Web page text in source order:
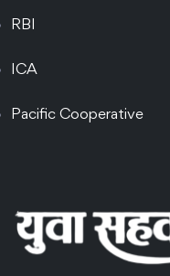
RBI
ICA
Pacific Cooperative